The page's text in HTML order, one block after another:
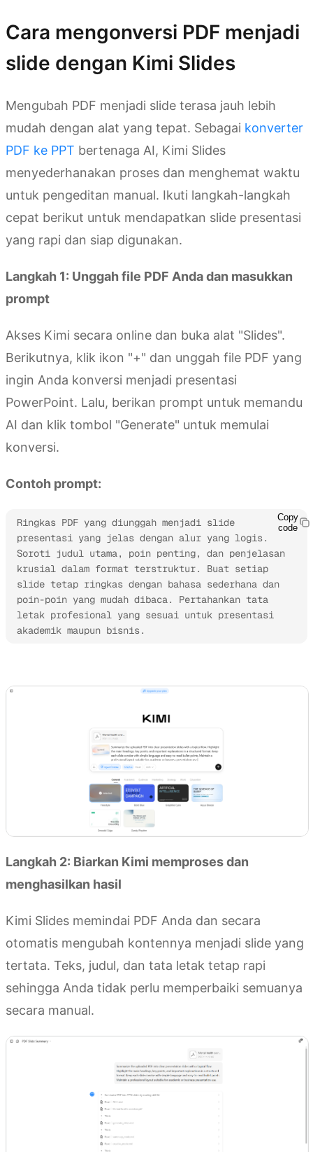
Cara mengonversi PDF menjadi
slide dengan Kimi Slides
Mengubah PDF menjadi slide terasa jauh lebih
mudah dengan alat yang tepat. Sebagai konverter
PDF ke PPT bertenaga AI, Kimi Slides
menyederhanakan proses dan menghemat waktu
untuk pengeditan manual. Ikuti langkah-langkah
cepat berikut untuk mendapatkan slide presentasi
yang rapi dan siap digunakan.
Langkah 1: Unggah file PDF Anda dan masukkan
prompt
Akses Kimi secara online dan buka alat "Slides".
Berikutnya, klik ikon "+" dan unggah file PDF yang
ingin Anda konversi menjadi presentasi
PowerPoint. Lalu, berikan prompt untuk memandu
AI dan klik tombol "Generate" untuk memulai
konversi.
Contoh prompt:
Ringkas PDF yang diunggah menjadi slide
presentasi yang jelas dengan alur yang logis.
Soroti judul utama, poin penting, dan penjelasan
krusial dalam format terstruktur. Buat setiap
slide tetap ringkas dengan bahasa sederhana dan
poin-poin yang mudah dibaca. Pertahankan tata
letak profesional yang sesuai untuk presentasi
akademik maupun bisnis.
Copy
code
Langkah 2: Biarkan Kimi memproses dan
menghasilkan hasil
Kimi Slides memindai PDF Anda dan secara
otomatis mengubah kontennya menjadi slide yang
tertata. Teks, judul, dan tata letak tetap rapi
sehingga Anda tidak perlu memperbaiki semuanya
secara manual.